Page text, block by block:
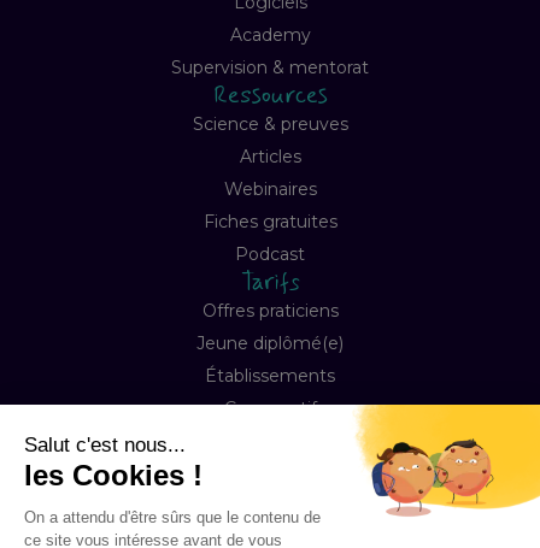
Academy
Supervision & mentorat
Ressources
Science & preuves
Articles
Webinaires
Fiches gratuites
Podcast
Tarifs
Offres praticiens
Jeune diplômé(e)
Établissements
Comparatif
Contact